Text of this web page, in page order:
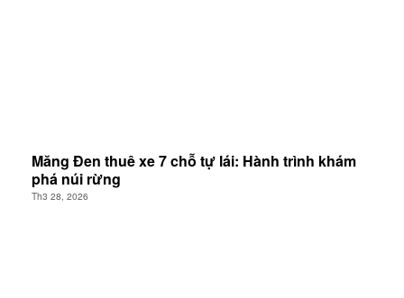
Măng Đen thuê xe 7 chỗ tự lái: Hành trình khám
phá núi rừng
Th3 28, 2026